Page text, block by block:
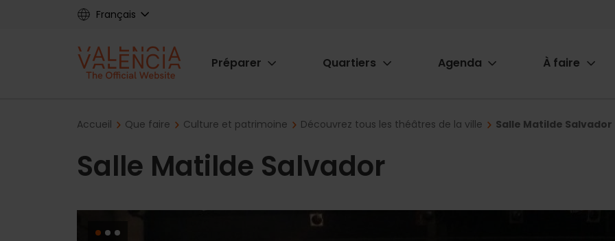
Français
Main
Préparer Quartiers Agenda À faire
Breadcrumb
Accueil Que faire Culture et patrimoine Découvrez tous les théâtres de la ville Salle Matilde Salvador
Salle Matilde Salvador